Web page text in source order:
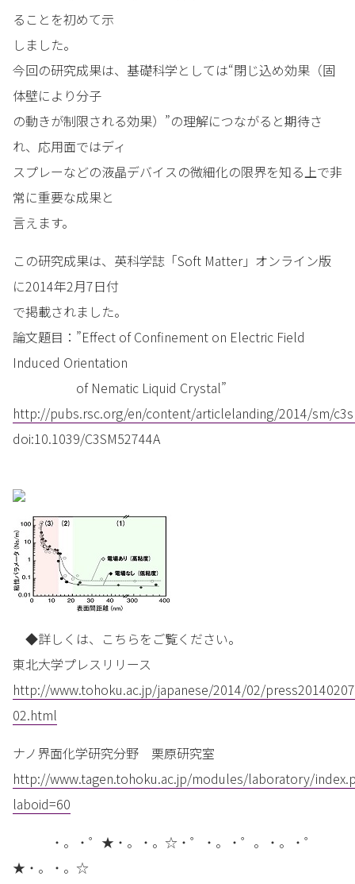
ることを初めて示
しました。
今回の研究成果は、基礎科学としては“閉じ込め効果（固
体壁により分子
の動きが制限される効果）”の理解につながると期待さ
れ、応用面ではディ
スプレーなどの液晶デバイスの微細化の限界を知る上で非
常に重要な成果と
言えます。
この研究成果は、英科学誌「Soft Matter」オンライン版
に2014年2月7日付
で掲載されました。
論文題目：”Effect of Confinement on Electric Field
Induced Orientation
of Nematic Liquid Crystal”
http://pubs.rsc.org/en/content/articlelanding/2014/sm/
doi:10.1039/C3SM52744A
◆詳しくは、こちらをご覧ください。
東北大学プレスリリース
http://www.tohoku.ac.jp/japanese/2014/02/
02.html
ナノ界面化学研究分野 栗原研究室
http://www.tagen.tohoku.ac.jp/modules/laboratory/
laboid=60
・。・゜★・。・。☆・゜・。・゜。・。・゜
★・。・。☆